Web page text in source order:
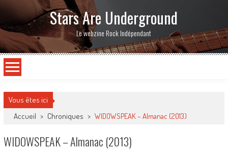
Stars Are Underground
Le webzine Rock Indépendant
Vous êtes ici
Accueil > Chroniques > WIDOWSPEAK – Almanac (2013)
WIDOWSPEAK – Almanac (2013)